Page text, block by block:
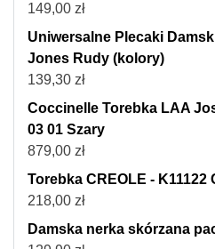
149,00 zł
Uniwersalne Plecaki
Jones Rudy (kolory)
139,30 zł
Coccinelle Torebka LAA
03 01 Szary
879,00 zł
Torebka CREOLE - K11122
218,00 zł
Damska nerka skórzana